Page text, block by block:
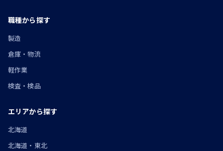
職種から探す
製造
倉庫・物流
軽作業
検査・検品
エリアから探す
北海道
北海道・東北